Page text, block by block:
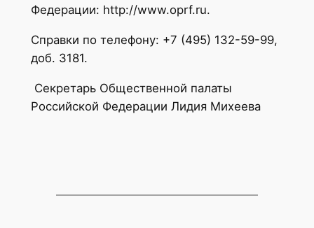
Федерации: http://www.oprf.ru.
Справки по телефону: +7 (495) 132-59-99,
доб. 3181.
Секретарь Общественной палаты
Российской Федерации Лидия Михеева